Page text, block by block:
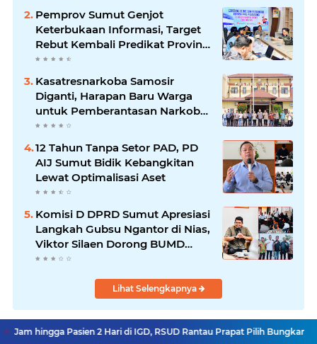
Pemprov Sumut Genjot
Keterbukaan Informasi, Target
Rebut Kembali Predikat Provinsi
Informatif
Kasatresnarkoba Samosir
Diganti, Harapan Baru Warga
untuk Pemberantasan Narkoba
Menguat
12 Tahun Tanpa Setor PAD, PD
AIJ Sumut Bidik Kebangkitan
Lewat Optimalisasi Aset
Komisi D DPRD Sumut Apresiasi
Langkah Gubsu Ngantor di Nias,
Viktor Silaen Dorong BUMD
Kelola Rumput Laut
Lihat Selengkapnya
Pasien 2 Hari di IGD, RSUD Rantau Prapat Pilih Bungkam Komisi D